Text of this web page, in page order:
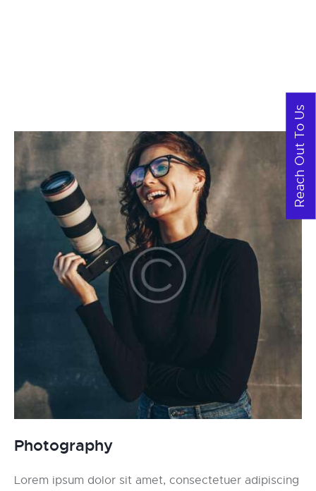
Photography
Lorem ipsum dolor sit amet, consectetuer adipiscing
Reach Out To Us